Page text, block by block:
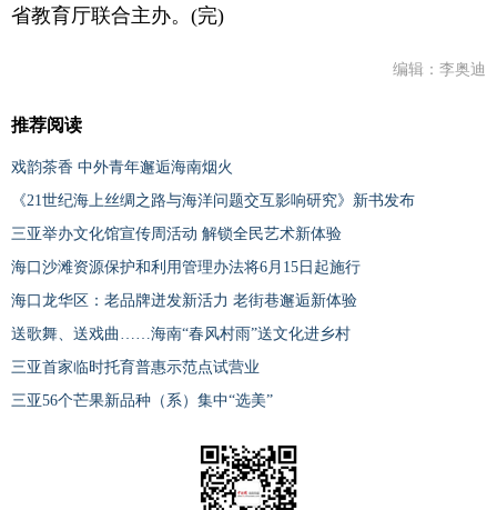
省教育厅联合主办。(完)
编辑：李奥迪
推荐阅读
戏韵茶香 中外青年邂逅海南烟火
《21世纪海上丝绸之路与海洋问题交互影响研究》新书发布
三亚举办文化馆宣传周活动 解锁全民艺术新体验
海口沙滩资源保护和利用管理办法将6月15日起施行
海口龙华区：老品牌迸发新活力 老街巷邂逅新体验
送歌舞、送戏曲……海南“春风村雨”送文化进乡村
三亚首家临时托育普惠示范点试营业
三亚56个芒果新品种（系）集中“选美”